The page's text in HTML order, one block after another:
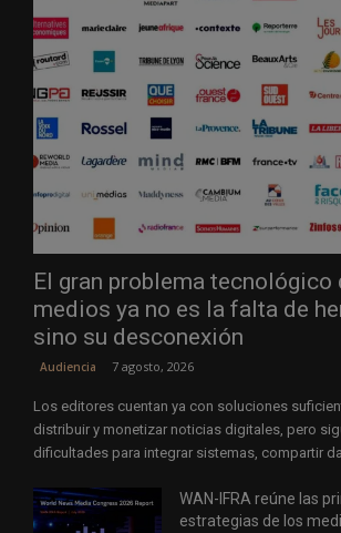
El gran problema tecnológico
medios ya no es la falta de
sino su desconexión
Audiencia 7 agosto, 2026
Los editores cuentan ya con soluciones
distribuir y monetizar noticias digitales, pero
dificultades para integrar sistemas, compartir
WAN-IFRA reúne las
estrategias de los